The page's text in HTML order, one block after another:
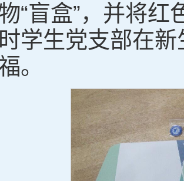
“盲盒”，并将红
学生党支部在
。